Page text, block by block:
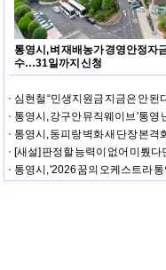
통영시, 벼 재배농가 경영안정자
수…31일까지 신청